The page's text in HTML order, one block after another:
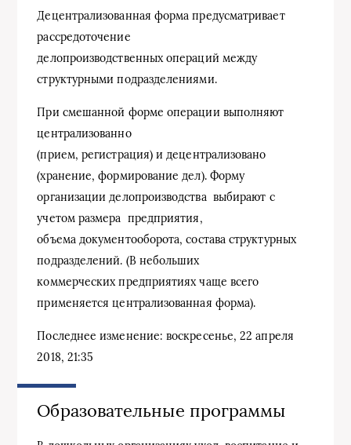
Децентрализованная форма предусматривает
рассредоточение
делопроизводственных операций между
структурными подразделениями.
При смешанной форме операции выполняют
централизованно
(прием, регистрация) и децентрализовано
(хранение, формирование дел). Форму
организации делопроизводства выбирают с
учетом размера предприятия,
объема документооборота, состава структурных
подразделений. (В небольших
коммерческих предприятиях чаще всего
применяется централизованная форма).
Последнее изменение: воскресенье, 22 апреля
2018, 21:35
Образовательные программы